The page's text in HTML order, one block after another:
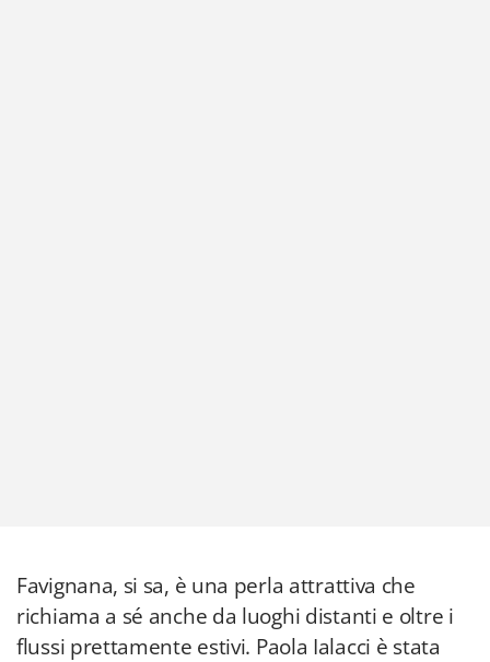
Favignana, si sa, è una perla attrattiva che
richiama a sé anche da luoghi distanti e oltre i
flussi prettamente estivi. Paola Ialacci è stata